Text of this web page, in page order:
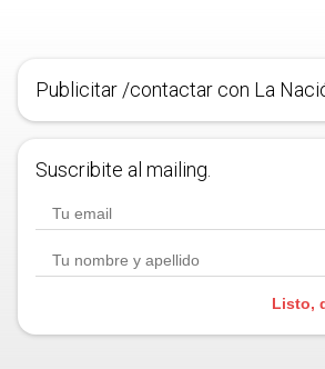
Publicitar /contactar con La
Suscribite al mailing.
Listo,